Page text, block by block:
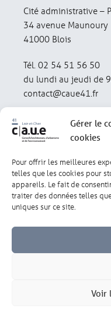
Gérer le
cookies
Pour offrir les meilleures
telles que les cookies pour
appareils. Le fait de
traiter des données telles
uniques sur ce site.
Voir
Cité administrative –
34 avenue Maunoury
41000 Blois
Tél. 02 54 51 56 50
du lundi au jeudi de
contact@caue41.fr
Mentions légales
Lexique